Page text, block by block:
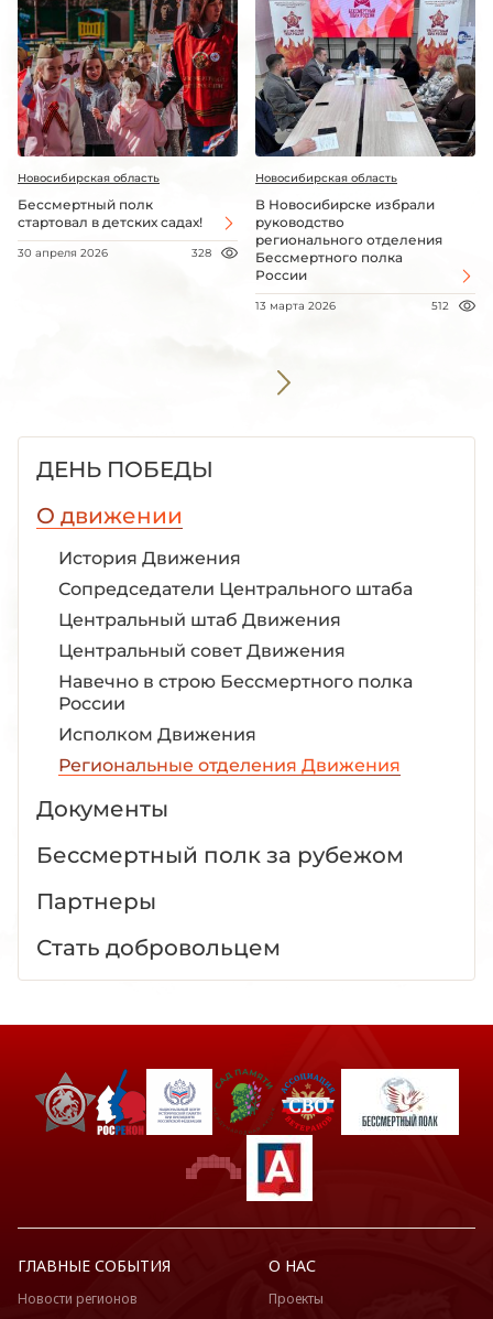
Новосибирская область
Бессмертный полк
стартовал в детских садах!
30 апреля 2026 328
Новосибирская область
В Новосибирске избрали
руководство
регионального отделения
Бессмертного полка
России
13 марта 2026 512
ДЕНЬ ПОБЕДЫ
О движении
История Движения
Сопредседатели Центрального штаба
Центральный штаб Движения
Центральный совет Движения
Навечно в строю Бессмертного полка
России
Исполком Движения
Региональные отделения Движения
Документы
Бессмертный полк за рубежом
Партнеры
Стать добровольцем
ГЛАВНЫЕ СОБЫТИЯ
Новости регионов
О НАС
Проекты